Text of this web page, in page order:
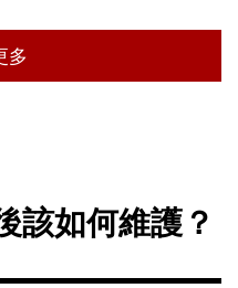
多
該如何維護？